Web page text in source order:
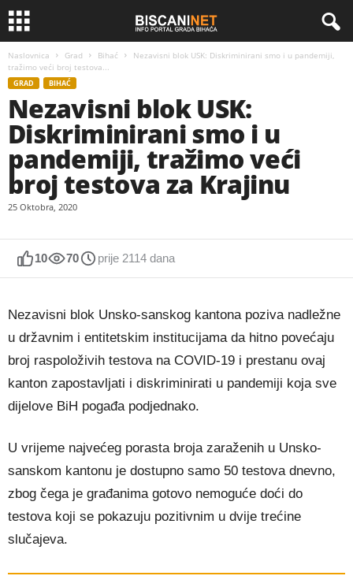
Naslovnica Grad Bihać
Nezavisni blok USK: Diskriminirani smo i u pandemiji,
tražimo veći broj testova...
GRAD BIHAĆ
Nezavisni blok USK:
Diskriminirani smo i u
pandemiji, tražimo veći
broj testova za Krajinu
25 Oktobra, 2020
10 70 prije 2114 dana
Nezavisni blok Unsko-sanskog kantona poziva nadležne
u državnim i entitetskim institucijama da hitno povećaju
broj raspoloživih testova na COVID-19 i prestanu ovaj
kanton zapostavljati i diskriminirati u pandemiji koja sve
dijelove BiH pogađa podjednako.
U vrijeme najvećeg porasta broja zaraženih u Unsko-
sanskom kantonu je dostupno samo 50 testova dnevno,
zbog čega je građanima gotovo nemoguće doći do
testova koji se pokazuju pozitivnim u dvije trećine
slučajeva.